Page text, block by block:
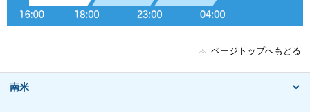
ページトップへもどる
南米